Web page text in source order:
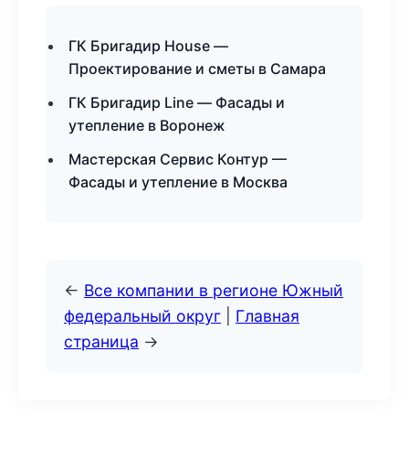
ГК Бригадир House —
Проектирование и сметы в Самара
ГК Бригадир Line — Фасады и
утепление в Воронеж
Мастерская Сервис Контур —
Фасады и утепление в Москва
← Все компании в регионе Южный
федеральный округ
Главная
страница →